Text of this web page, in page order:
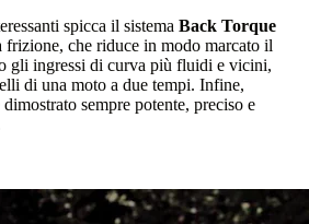
spicca il sistema Back Torque
frizione, che riduce in modo marcato il
gli ingressi di curva più fluidi e vicini,
di una moto a due tempi. Infine,
sempre potente, preciso e